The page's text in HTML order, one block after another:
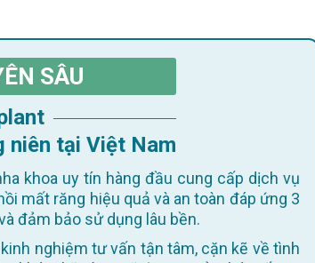
SÂU
niên tại Việt Nam
khoa uy tín hàng đầu cung cấp dịch vụ
mất răng hiệu quả và an toàn đáp ứng 3
đảm bảo sử dụng lâu bền.
nghiệm tư vấn tận tâm, cặn kẽ về tình